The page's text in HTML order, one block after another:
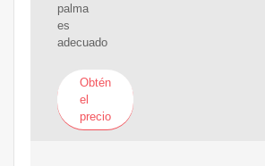
palma
es
adecuado
Obtén
el
precio